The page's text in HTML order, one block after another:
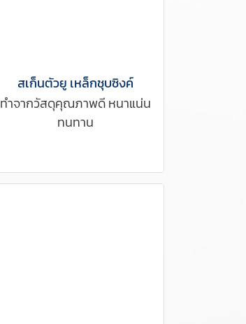
สเก็นตัวยู เหล็กชุบซิงค์
ทำจากวัสดุคุณภาพดี หนาแน่น
ทนทาน